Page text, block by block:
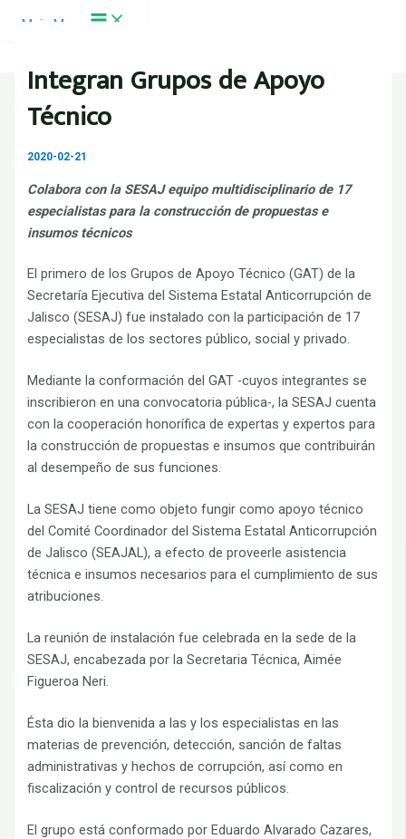
Ir al contenido
Main Menu
Integran Grupos de Apoyo
Técnico
2020-02-21
Colabora con la SESAJ equipo multidisciplinario de 17
especialistas para la construcción de propuestas e
insumos técnicos
El primero de los Grupos de Apoyo Técnico (GAT) de la
Secretaría Ejecutiva del Sistema Estatal Anticorrupción de
Jalisco (SESAJ) fue instalado con la participación de 17
especialistas de los sectores público, social y privado.
Mediante la conformación del GAT -cuyos integrantes se
inscribieron en una convocatoria pública-, la SESAJ cuenta
con la cooperación honorífica de expertas y expertos para
la construcción de propuestas e insumos que contribuirán
al desempeño de sus funciones.
La SESAJ tiene como objeto fungir como apoyo técnico
del Comité Coordinador del Sistema Estatal Anticorrupción
de Jalisco (SEAJAL), a efecto de proveerle asistencia
técnica e insumos necesarios para el cumplimiento de sus
atribuciones.
La reunión de instalación fue celebrada en la sede de la
SESAJ, encabezada por la Secretaria Técnica, Aimée
Figueroa Neri.
Ésta dio la bienvenida a las y los especialistas en las
materias de prevención, detección, sanción de faltas
administrativas y hechos de corrupción, así como en
fiscalización y control de recursos públicos.
El grupo está conformado por Eduardo Alvarado Cazares,